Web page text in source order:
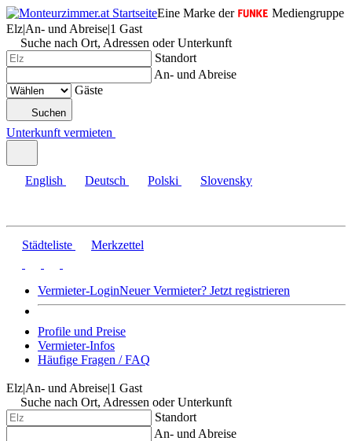
Eine Marke der
Mediengruppe
Elz|An- und Abreise|1 Gast
Suche nach Ort, Adressen oder Unterkunft
Standort
An- und Abreise
Gäste
Suchen
Unterkunft vermieten
English Deutsch Polski Slovensky
Städteliste Merkzettel
Vermieter-LoginNeuer Vermieter? Jetzt registrieren
Profile und Preise
Vermieter-Infos
Häufige Fragen / FAQ
Elz|An- und Abreise|1 Gast
Suche nach Ort, Adressen oder Unterkunft
Standort
An- und Abreise